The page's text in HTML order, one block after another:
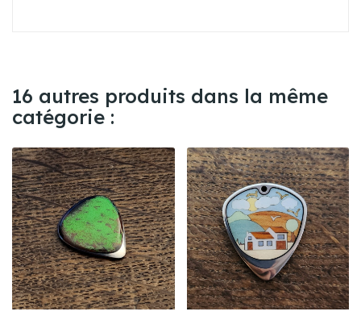
16 autres produits dans la même
catégorie :